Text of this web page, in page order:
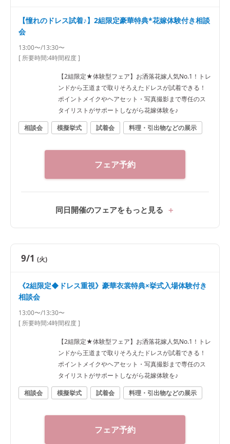
【憧れのドレス試着♪】2組限定豪華特典*花嫁体験付き相談
会
13:00〜/13:30〜
[ 所要時間:4時間程度]
【2組限定★体験型フェア】お洒落花嫁人気No.1！トレ
ンドから王道まで取りそろえたドレスが試着できる！
ポイントメイクやヘアセット・写真撮影まで専任のス
タイリストがサポートしながら花嫁体験を♪
相談会
模擬挙式 試着会 料理・引出物などの展示
フェア予約
同日開催のフェアをもっと見る
9/1 (火)
《2組限定◆ドレス重視》豪華衣裳特典×挙式入場体験付き
相談会
13:00〜/13:30〜
[ 所要時間:4時間程度]
【2組限定★体験型フェア】お洒落花嫁人気No.1！トレ
ンドから王道まで取りそろえたドレスが試着できる！
ポイントメイクやヘアセット・写真撮影まで専任のス
タイリストがサポートしながら花嫁体験を♪
相談会
模擬挙式 試着会 料理・引出物などの展示
フェア予約